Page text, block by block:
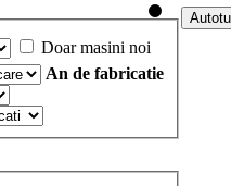
Doar masini noi
An de fabricatie